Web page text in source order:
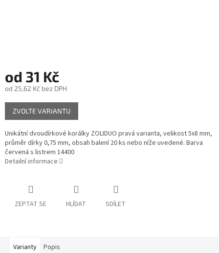
od 31 Kč
od 25,62 Kč bez DPH
Měrná
cena:
ZVOLTE VARIANTU
Unikátní dvoudírkové korálky ZOLIDUO pravá varianta, velikost 5x8 mm,
průměr dírky 0,75 mm, obsah balení 20 ks nebo níže uvedené. Barva
červená s listrem 14400
Detailní informace
ZEPTAT SE HLÍDAT SDÍLET
Varianty Popis